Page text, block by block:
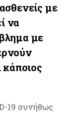
με
να
με
κάποιος
19 συνήθως